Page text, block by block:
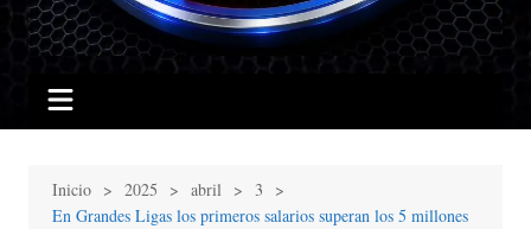
Inicio 2025 abril
3
En Grandes Ligas los primeros salarios superan los 5 millones